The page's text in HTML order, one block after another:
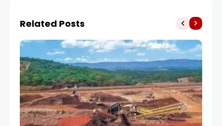
Related Posts